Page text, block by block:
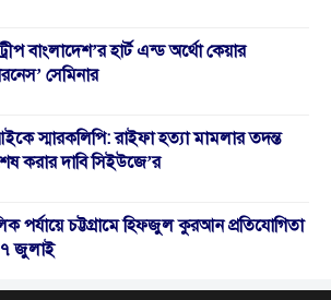
বাংলাদেশ’র হার্ট এন্ড অর্থো কেয়ার
সেমিনার
স্মারকলিপি: রাইফা হত্যা মামলার তদন্ত
করার দাবি সিইউজে’র
পর্যায়ে চট্টগ্রামে হিফজুল কুরআন প্রতিযোগিতা
জুলাই